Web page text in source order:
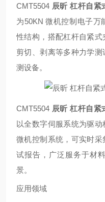
CMT5504 辰昕 杠杆自紧
为50KN 微机控制电子万
性结构，搭配杠杆自紧式
剪切、剥离等多种力学
测设备。
CMT5504 辰昕 杠杆自紧
以全数字伺服系统为驱
微机控制系统，可实时
试报告，广泛服务于材
景。
应用领域